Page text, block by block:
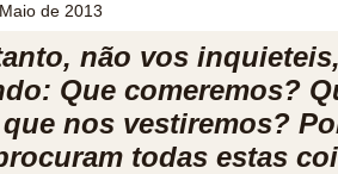
de 2013
não vos
Que comeremos?
nos vestiremos?
todas estas